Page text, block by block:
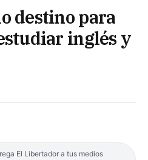
destino para
inglés y
El Libertador a tus medios